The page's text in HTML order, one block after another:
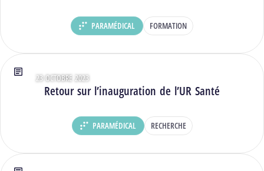
DÉPARTEMENT :
PARAMÉDICAL FORMATION
Retour sur l’inauguration de l’UR Santé
Type : Articles
23 OCTOBRE 2023
DÉPARTEMENT :
PARAMÉDICAL RECHERCHE